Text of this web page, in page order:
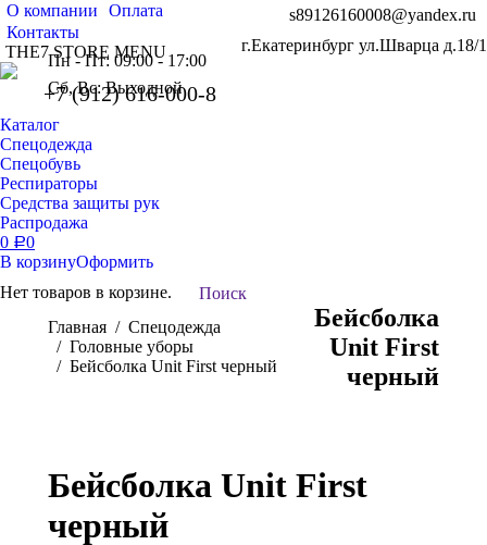
О компании
Оплата
Контакты
THE7 STORE MENU
s89126160008@yandex.ru
г.Екатеринбург ул.Шварца д.18/1
Пн - Пт: 09:00 - 17:00
Сб, Вс: Выходной
+7 (912) 616-000-8
Каталог
Спецодежда
Спецобувь
Респираторы
Средства защиты рук
Распродажа
0 Р0
В корзинуОформить
Нет товаров в корзине.
Поиск:
Поиск
Вы здесь:
Главная
Спецодежда
Головные уборы
Бейсболка Unit First черный
Бейсболка
Unit First
черный
Бейсболка Unit First
черный